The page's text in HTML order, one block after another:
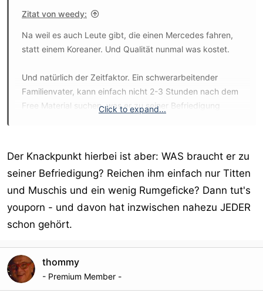
Zitat von weedy:
Na weil es auch Leute gibt, die einen Mercedes fahren,
statt einem Koreaner. Und Qualität nunmal was kostet.
Und natürlich der Zeitfaktor. Ein schwerarbeitender
Familienvater, kann einfach nicht 2-3 Stunden nach dem
Free Material suchen, was er zu seiner Befriedigung
Click to expand...
Der Knackpunkt hierbei ist aber: WAS braucht er zu
seiner Befriedigung? Reichen ihm einfach nur Titten
und Muschis und ein wenig Rumgeficke? Dann tut's
youporn - und davon hat inzwischen nahezu JEDER
schon gehört.
thommy
- Premium Member -